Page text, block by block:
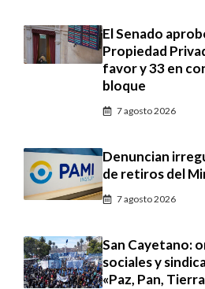
El Senado
Propiedad
favor y 33 en
bloque
7 agosto 2026
Denuncian
de retiros del
7 agosto 2026
San Cayetano:
sociales y
«Paz, Pan,